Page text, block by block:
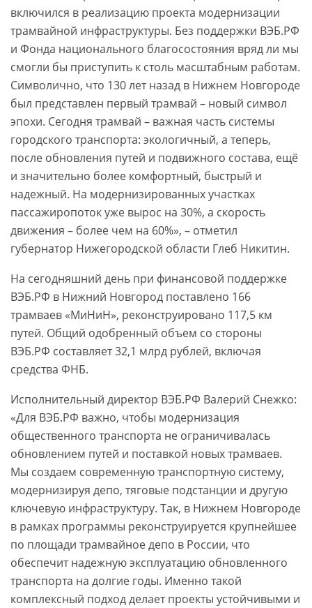
включился в реализацию проекта модернизации
трамвайной инфраструктуры. Без поддержки ВЭБ.РФ
и Фонда национального благосостояния вряд ли мы
смогли бы приступить к столь масштабным работам.
Символично, что 130 лет назад в Нижнем Новгороде
был представлен первый трамвай – новый символ
эпохи. Сегодня трамвай – важная часть системы
городского транспорта: экологичный, а теперь,
после обновления путей и подвижного состава, ещё
и значительно более комфортный, быстрый и
надежный. На модернизированных участках
пассажиропоток уже вырос на 30%, а скорость
движения – более чем на 60%», – отметил
губернатор Нижегородской области Глеб Никитин.
На сегодняшний день при финансовой поддержке
ВЭБ.РФ в Нижний Новгород поставлено 166
трамваев «МиНиН», реконструировано 117,5 км
путей. Общий одобренный объем со стороны
ВЭБ.РФ составляет 32,1 млрд рублей, включая
средства ФНБ.
Исполнительный директор ВЭБ.РФ Валерий Снежко:
«Для ВЭБ.РФ важно, чтобы модернизация
общественного транспорта не ограничивалась
обновлением путей и поставкой новых трамваев.
Мы создаем современную транспортную систему,
модернизируя депо, тяговые подстанции и другую
ключевую инфраструктуру. Так, в Нижнем Новгороде
в рамках программы реконструируется крупнейшее
по площади трамвайное депо в России, что
обеспечит надежную эксплуатацию обновленного
транспорта на долгие годы. Именно такой
комплексный подход делает проекты устойчивыми и